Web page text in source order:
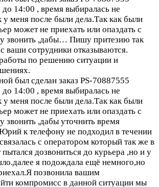
14:00 , время выбиралась не
у меня после были дела.Так как были
может не приехать или опаздать с
звонить ,дабы… Пишу притезию так
ваши сотрудники отказываются.
по решению ситуации и
был сделан заказ PS-70887555
14:00 , время выбиралась не
у меня после были дела.Так как были
может не приехать или опаздать с
звонить ,дабы уточнить время
к телефону не подходил в течении
с оператором который так же в
дозвониться до курьера ,но и у
я подождала ещё немного,но
позвонила вашим
компромисс в данной ситуации мы